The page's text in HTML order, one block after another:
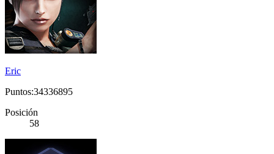
Eric
Puntos:34336895
Posición
58